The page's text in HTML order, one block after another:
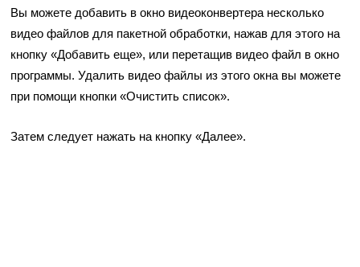
Вы можете добавить в окно видеоконвертера несколько
видео файлов для пакетной обработки, нажав для этого на
кнопку «Добавить еще», или перетащив видео файл в окно
программы. Удалить видео файлы из этого окна вы можете
при помощи кнопки «Очистить список».
Затем следует нажать на кнопку «Далее».